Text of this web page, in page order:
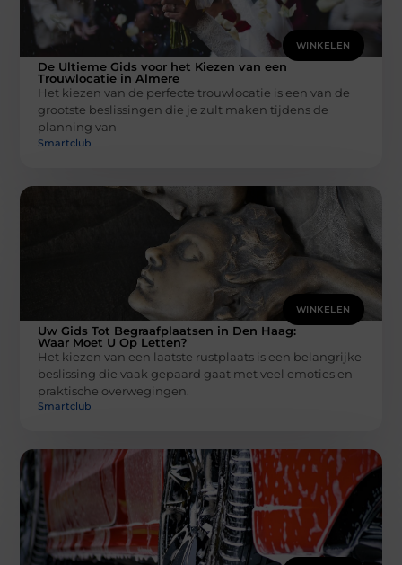
WINKELEN
De Ultieme Gids voor het Kiezen van een
Trouwlocatie in Almere
Het kiezen van de perfecte trouwlocatie is een van de
grootste beslissingen die je zult maken tijdens de
planning van
Smartclub
WINKELEN
Uw Gids Tot Begraafplaatsen in Den Haag:
Waar Moet U Op Letten?
Het kiezen van een laatste rustplaats is een belangrijke
beslissing die vaak gepaard gaat met veel emoties en
praktische overwegingen.
Smartclub